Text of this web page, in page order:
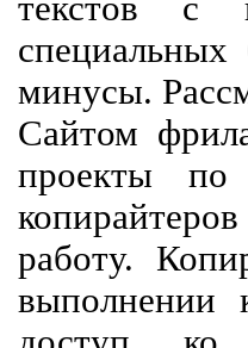
текстов с
минусы.
Сайтом
проекты по
работу.
выполнении